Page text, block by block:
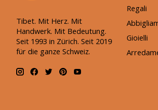
Tibet. Mit Herz. Mit
Handwerk. Mit Bedeutung.
Seit 1993 in Zürich. Seit 2019
für die ganze Schweiz.
Regali
Gioielli